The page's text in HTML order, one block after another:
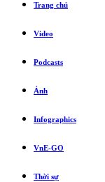
Trang chủ
Video
Podcasts
Ảnh
Infographics
VnE-GO
Thời sự